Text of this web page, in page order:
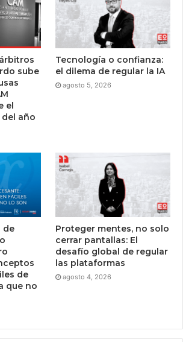
sube
el
año
Tecnología o confianza:
el dilema de regular la IA
agosto 5, 2026
de
de
que no
Proteger mentes, no solo
cerrar pantallas: El
desafío global de regular
las plataformas
agosto 4, 2026